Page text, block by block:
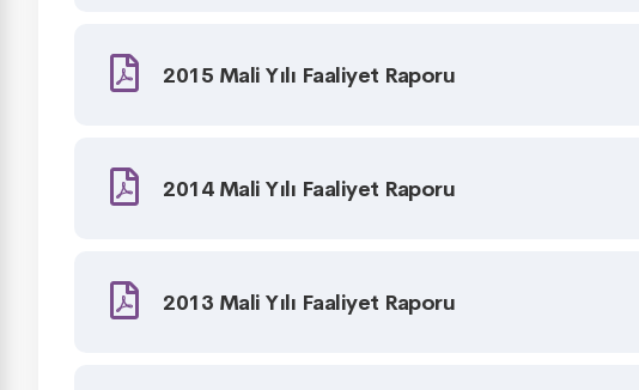
2015 Mali Yılı Faaliyet Raporu
2014 Mali Yılı Faaliyet Raporu
2013 Mali Yılı Faaliyet Raporu